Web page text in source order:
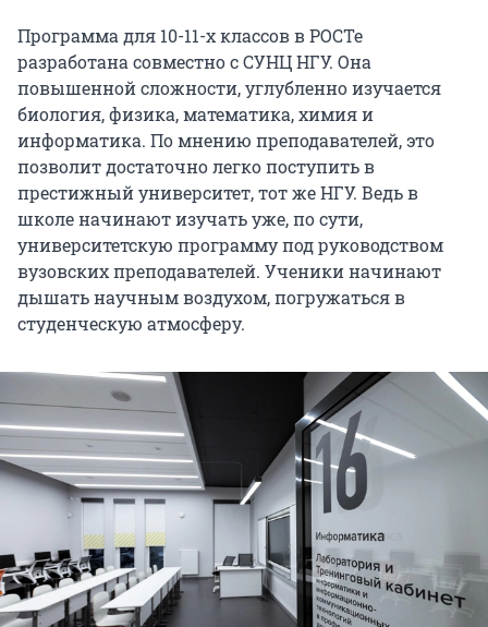
Программа для 10-11-х классов в РОСТе
разработана совместно с СУНЦ НГУ. Она
повышенной сложности, углубленно изучается
биология, физика, математика, химия и
информатика. По мнению преподавателей, это
позволит достаточно легко поступить в
престижный университет, тот же НГУ. Ведь в
школе начинают изучать уже, по сути,
университетскую программу под руководством
вузовских преподавателей. Ученики начинают
дышать научным воздухом, погружаться в
студенческую атмосферу.